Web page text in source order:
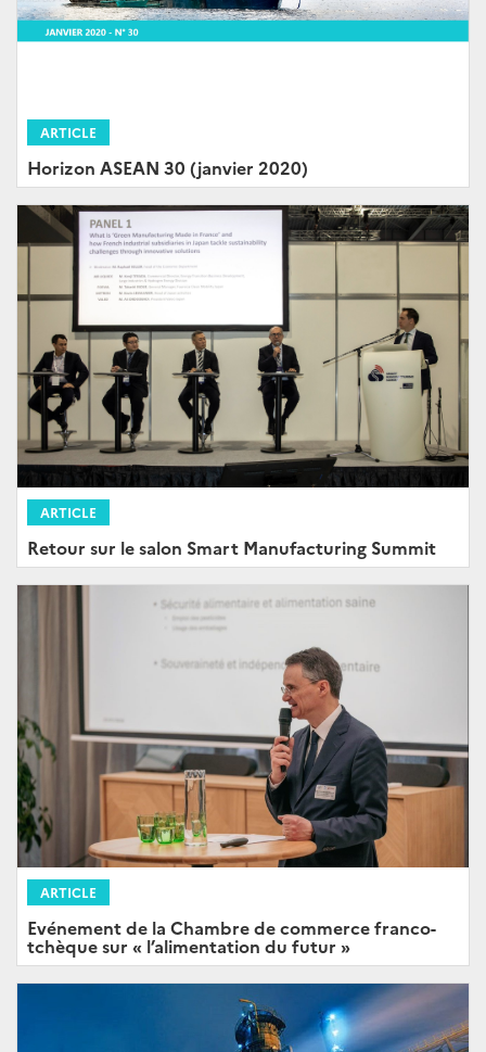
ARTICLE
Horizon ASEAN 30 (janvier 2020)
ARTICLE
Retour sur le salon Smart Manufacturing Summit
ARTICLE
Evénement de la Chambre de commerce franco-
tchèque sur « l’alimentation du futur »